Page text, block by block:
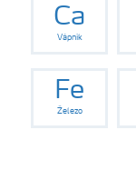
Dokumenty
Ca
Vápník
Fe
Železo